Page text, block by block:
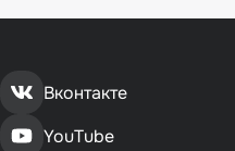
Вконтакте
YouTube